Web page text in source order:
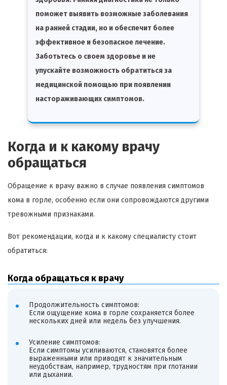
поможет выявить возможные заболевания
на ранней стадии, но и обеспечит более
эффективное и безопасное лечение.
Заботьтесь о своем здоровье и не
упускайте возможность обратиться за
медицинской помощью при появлении
настораживающих симптомов.
Когда и к какому врачу
обращаться
Обращение к врачу важно в случае появления симптомов
кома в горле, особенно если они сопровождаются другими
тревожными признаками.
Вот рекомендации, когда и к какому специалисту стоит
обратиться:
Когда обращаться к врачу
Продолжительность симптомов:
Если ощущение кома в горле сохраняется более
нескольких дней или недель без улучшения.
Усиление симптомов:
Если симптомы усиливаются, становятся более
выраженными или приводят к значительным
неудобствам, например, трудностям при глотании
или дыхании.